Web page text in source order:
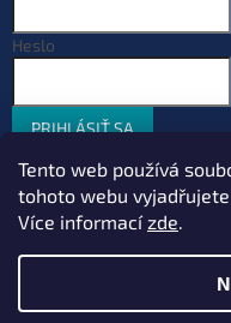
Tento web používá
tohoto webu
Více informacízde.
Heslo
PRIHLÁSIŤ SA
Nová registrácia
Zabudnuté